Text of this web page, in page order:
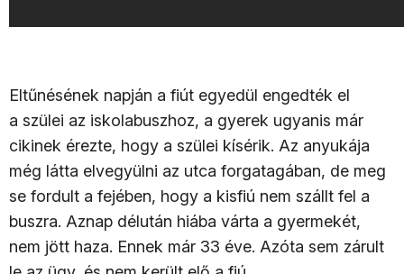
Eltűnésének napján a fiút egyedül engedték el
a szülei az iskolabuszhoz, a gyerek ugyanis már
cikinek érezte, hogy a szülei kísérik. Az anyukája
még látta elvegyülni az utca forgatagában, de meg
se fordult a fejében, hogy a kisfiú nem szállt fel a
buszra. Aznap délután hiába várta a gyermekét,
nem jött haza. Ennek már 33 éve. Azóta sem zárult